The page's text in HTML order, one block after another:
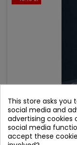
This store asks
social media and
advertising cookies
social media
accept these